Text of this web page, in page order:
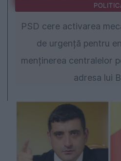
PSD cere activarea
de urgență pentru
menținerea centralelor
adresa lui